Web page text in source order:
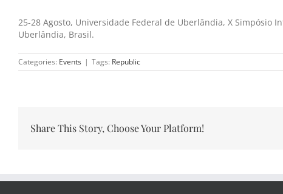
25-28 Agosto, Universidade Federal de Uberlândia, X Simpósio
Uberlândia, Brasil.
Categories: Events | Tags: Republic
Share This Story, Choose Your Platform!